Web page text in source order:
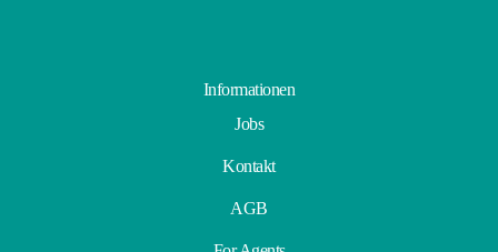
Informationen
Jobs
Kontakt
AGB